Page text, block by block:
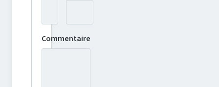
Commentaire